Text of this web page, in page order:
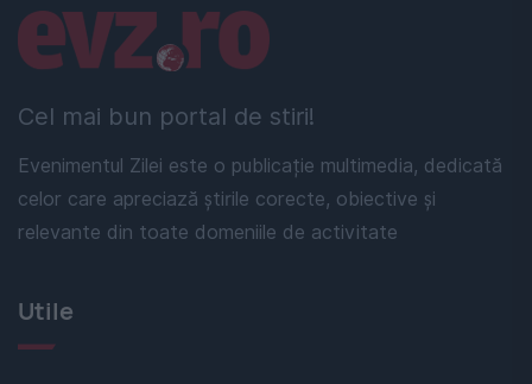
Cel mai bun portal de stiri!
Evenimentul Zilei este o publicație multimedia, dedicată
celor care apreciază știrile corecte, obiective și
relevante din toate domeniile de activitate
Linkuri utile
Utile